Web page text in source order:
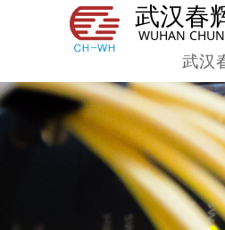
武汉春
武汉春
WUHAN